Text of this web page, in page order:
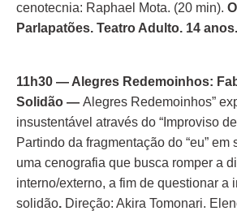
cenotecnia: Raphael Mota. (20 min).
Parlapatões. Teatro Adulto. 14 anos.
11h30 — Alegres Redemoinhos:
Solidão — Alegres Redemoinhos”
insustentável através do “Improviso
Partindo da fragmentação do “eu” em
uma cenografia que busca romper a
interno/externo, a fim de questionar a
solidão. Direção: Akira Tomonari.